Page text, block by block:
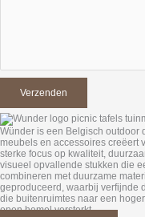
Wünder is een Belgisch outdoor
meubels en accessoires creëert
sterke focus op kwaliteit,
visueel opvallende stukken die
combineren met duurzame
geproduceerd, waarbij verfijnde
die buitenruimtes naar een
open hemel versterkt.